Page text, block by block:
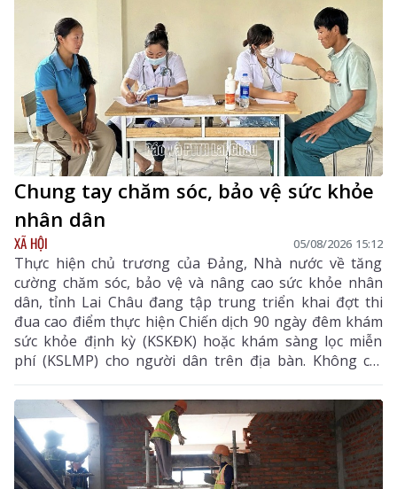
Chung tay chăm sóc, bảo vệ sức khỏe
nhân dân
XÃ HỘI 05/08/2026 15:12
Thực hiện chủ trương của Đảng, Nhà nước về tăng
cường chăm sóc, bảo vệ và nâng cao sức khỏe nhân
dân, tỉnh Lai Châu đang tập trung triển khai đợt thi
đua cao điểm thực hiện Chiến dịch 90 ngày đêm khám
sức khỏe định kỳ (KSKĐK) hoặc khám sàng lọc miễn
phí (KSLMP) cho người dân trên địa bàn. Không chỉ
góp phần phát hiện sớm bệnh tật, nâng cao chất
lượng chăm sóc sức khỏe (CSSK) ban đầu, chương
trình còn lan tỏa tinh thần trách nhiệm, y đức và sự
tận tâm của đội ngũ cán bộ y tế, hướng tới mục tiêu
mọi người dân đều được tiếp cận dịch vụ y tế công
bằng, chất lượng và nhân văn.